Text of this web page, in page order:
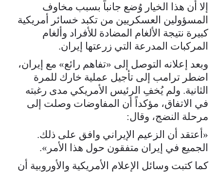
إلا أن هذا الخيار وُضع جانباً بسبب مخاوف
المسؤولين العسكريين من تكبد خسائر أمريكية
كبيرة نتيجة الألغام المضادة للأفراد وألغام
المركبات المدرعة التي زرعتها إيران.
وبعد إعلانه التوصل إلى «تفاهم رائع» مع إيران،
اضطر ترامب إلى تأجيل عملية خارك للمرة
الثانية. ولم يُخفِ الرئيس الأمريكي مدى رغبته
في الاتفاق، مؤكداً أن المفاوضات وصلت إلى
مرحلة النضج، وقال:
«أعتقد أن الزعيم الإيراني وافق على ذلك.
الجميع في إيران متفقون حول هذا الأمر».
كما كتبت وسائل الإعلام الأمريكية والأوروبية أن